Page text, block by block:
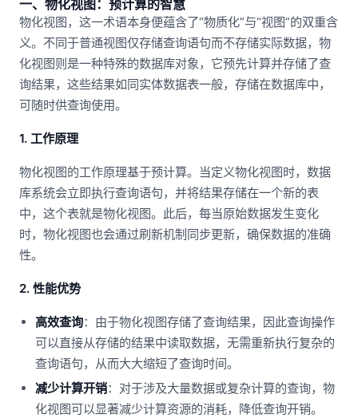
一、物化视图：预计算的智慧
物化视图，这一术语本身便蕴含了“物质化”与“视图”的双重含
义。不同于普通视图仅存储查询语句而不存储实际数据，物
化视图则是一种特殊的数据库对象，它预先计算并存储了查
询结果，这些结果如同实体数据表一般，存储在数据库中，
可随时供查询使用。
1. 工作原理
物化视图的工作原理基于预计算。当定义物化视图时，数据
库系统会立即执行查询语句，并将结果存储在一个新的表
中，这个表就是物化视图。此后，每当原始数据发生变化
时，物化视图也会通过刷新机制同步更新，确保数据的准确
性。
2. 性能优势
高效查询：由于物化视图存储了查询结果，因此查询操作
可以直接从存储的结果中读取数据，无需重新执行复杂的
查询语句，从而大大缩短了查询时间。
减少计算开销：对于涉及大量数据或复杂计算的查询，物
化视图可以显著减少计算资源的消耗，降低查询开销。